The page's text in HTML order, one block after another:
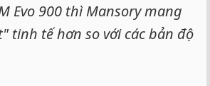
Evo 900 thì Mansory mang
tinh tế hơn so với các bản độ